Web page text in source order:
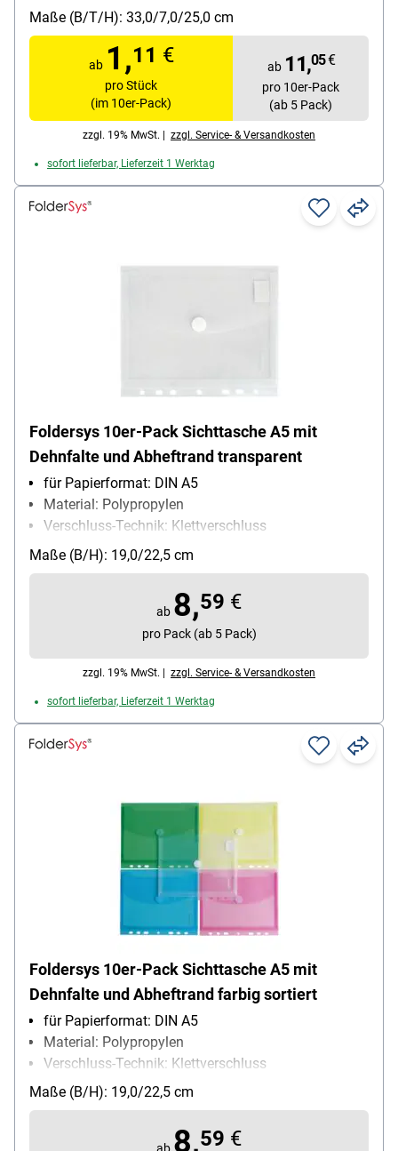
Material: Polypropylenfolie
Inhalt pro Pack: 10 Stück
Maße (B/T/H): 33,0/7,0/25,0 cm
ab 1,11 €
pro Stück
(im 10er-Pack)
ab 11,05€
pro 10er-Pack
(ab 5 Pack)
zzgl. 19% MwSt. | zzgl. Service- & Versandkosten
sofort lieferbar, Lieferzeit 1 Werktag
Foldersys 10er-Pack Sichttasche A5 mit
Dehnfalte und Abheftrand transparent
für Papierformat: DIN A5
Material: Polypropylen
Verschluss-Technik: Klettverschluss
Besonderheiten: mit Abheftrand EURO-Lochung /
umlaufende Dehnfalte 20 mm
Packungsmenge: 10 Stück
Maße (B/H): 19,0/22,5 cm
ab 8,59 €
pro Pack (ab 5 Pack)
zzgl. 19% MwSt. | zzgl. Service- & Versandkosten
sofort lieferbar, Lieferzeit 1 Werktag
Foldersys 10er-Pack Sichttasche A5 mit
Dehnfalte und Abheftrand farbig sortiert
für Papierformat: DIN A5
Material: Polypropylen
Verschluss-Technik: Klettverschluss
Besonderheiten: mit Abheftrand EURO-Lochung /
umlaufende Dehnfalte 20 mm
Packungsmenge: 10 Stück
Maße (B/H): 19,0/22,5 cm
8,59 €